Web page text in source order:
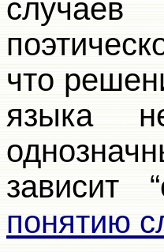
что
языка
зависит
понятию